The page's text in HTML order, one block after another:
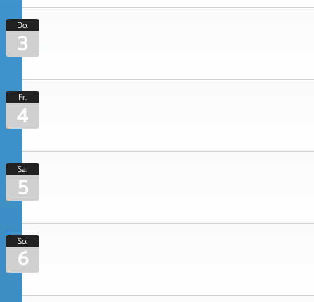
Do.
3
Fr.
4
Sa.
5
So.
6